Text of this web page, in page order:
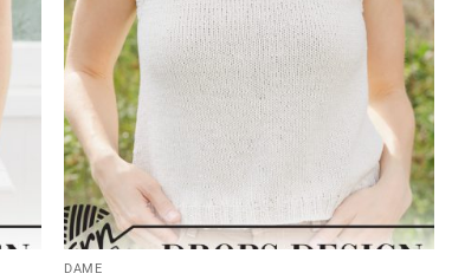
DAME